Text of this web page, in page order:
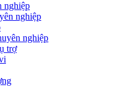
nghiệp
nghiệp
nghiệp
trợ